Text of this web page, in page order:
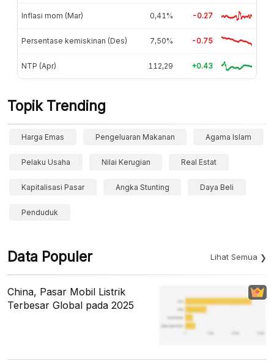
Inflasi mom (Mar) 0,41% -0.27
Persentase kemiskinan (Des) 7,50% -0.75
NTP (Apr) 112,29 +0.43
Topik Trending
Harga Emas Pengeluaran Makanan Agama Islam
Pelaku Usaha Nilai Kerugian Real Estat
Kapitalisasi Pasar Angka Stunting Daya Beli
Penduduk
Data Populer Lihat Semua
China, Pasar Mobil Listrik
Terbesar Global pada 2025